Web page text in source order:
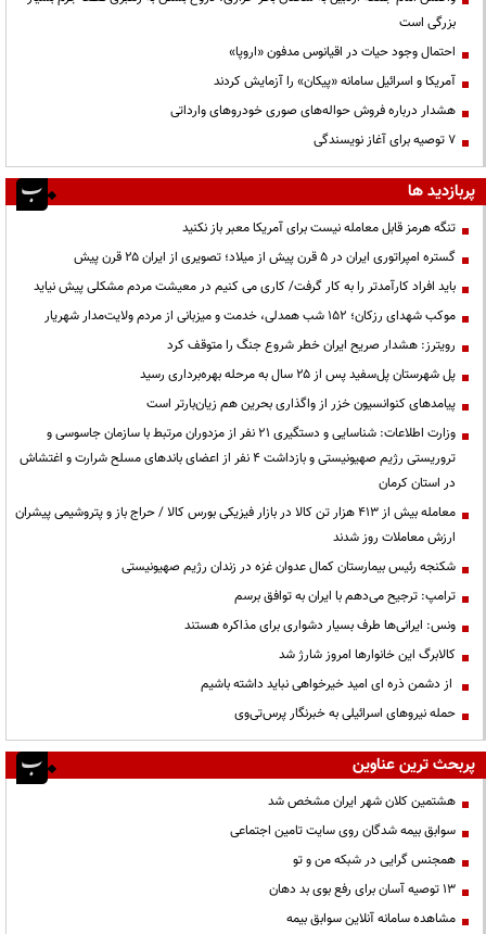
بزرگی است
احتمال وجود حیات در اقیانوس مدفون «اروپا»
آمریکا و اسرائیل سامانه «پیکان» را آزمایش کردند
هشدار درباره فروش حواله‌های صوری خودروهای وارداتی
۷ توصیه برای آغاز نویسندگی
پربازدید ها
تنگه هرمز قابل معامله نیست برای آمریکا معبر باز نکنید
گستره امپراتوری ایران در ۵ قرن پیش از میلاد؛ تصویری از ایران ۲۵ قرن پیش
باید افراد کارآمدتر را به کار گرفت/ کاری می کنیم در معیشت مردم مشکلی پیش نیاید
موکب شهدای رزکان؛ ۱۵۲ شب همدلی، خدمت و میزبانی از مردم ولایت‌مدار شهریار
رویترز: هشدار صریح ایران خطر شروع جنگ را متوقف کرد
پل شهرستان پل‌سفید پس از ۲۵ سال به مرحله بهره‌برداری رسید
پیامدهای کنوانسیون خزر از واگذاری بحرین هم زیان‌بارتر است
وزارت اطلاعات: شناسایی و دستگیری ۲۱ نفر از مزدوران مرتبط با سازمان جاسوسی و
تروریستی رژیم صهیونیستی و بازداشت ۴ نفر از اعضای باندهای مسلح شرارت و اغتشاش
در استان کرمان
معامله بیش از ۴۱۳ هزار تن کالا در بازار فیزیکی بورس کالا / حراج باز و پتروشیمی پیشران
ارزش معاملات روز شدند
شکنجه رئیس بیمارستان کمال عدوان غزه در زندان رژیم صهیونیستی
ترامپ: ترجیح می‌دهم با ایران به توافق برسم
ونس: ایرانی‌ها طرف بسیار دشواری برای مذاکره هستند
کالابرگ این خانوارها امروز شارژ شد
از دشمن ذره ای امید خیرخواهی نباید داشته باشیم
حمله نیروهای اسرائیلی به خبرنگار پرس‌تی‌وی
پربحث ترین عناوین
هشتمین کلان شهر ایران مشخص شد
سوابق بیمه شدگان روی سایت تامین اجتماعی
همجنس گرایی در شبکه من و تو
13 توصیه آسان برای رفع بوی بد دهان
مشاهده سامانه آنلاين سوابق بیمه